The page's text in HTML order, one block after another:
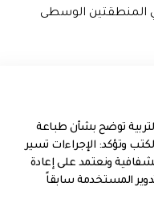
المنطقتين الوسطى
توضح بشأن طباعة
وتؤكد: الإجراءات تسير
ونعتمد على إعادة
المستخدمة سابقاً